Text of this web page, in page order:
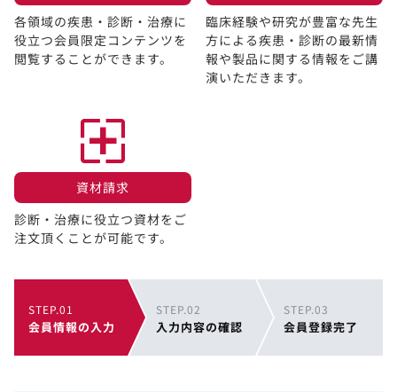
各領域の疾患・診断・治療に
役立つ会員限定コンテンツを
閲覧することができます。​
臨床経験や研究が豊富な先生
方による疾患・診断の最新情
報や製品に関する情報をご講
演いただきます。
資材請求​
診断・治療に役立つ資材をご
注文頂くことが可能です。
STEP.01
会員情報の入力
STEP.02
入力内容の確認
STEP.03
会員登録完了